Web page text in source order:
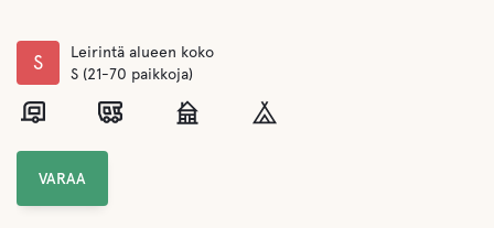
S
Leirintä alueen koko
S (21-70 paikkoja)
VARAA